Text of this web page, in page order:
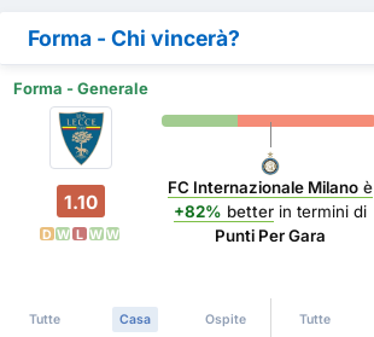
Forma - Chi vincerà?
Forma - Generale
1.10
D W L W W
FC Internazionale Milanoè
+82% betterin termini di
Punti Per Gara
Tutte Casa Ospite Tutte